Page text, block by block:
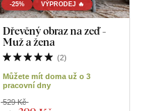
-25% VÝPRODEJ 🔥
Dřevěný obraz na zeď -
Muž a žena
(2)
Můžete mít doma už o 3
pracovní dny
529 Kč